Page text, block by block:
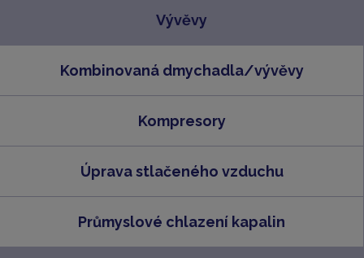
Vývěvy
Kombinovaná dmychadla/vývěvy
Kompresory
Úprava stlačeného vzduchu
Průmyslové chlazení kapalin